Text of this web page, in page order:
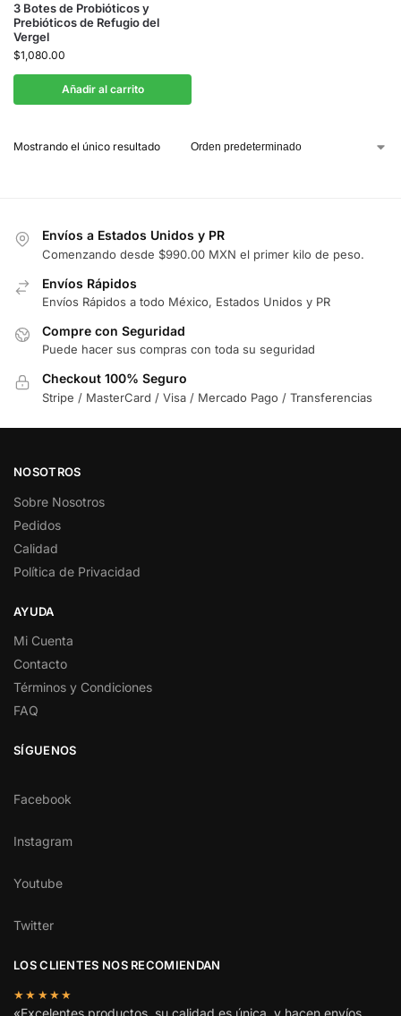
3 Botes de Probióticos y
Prebióticos de Refugio del
Vergel
$1,080.00
Añadir al carrito
Mostrando el único resultado
Envíos a Estados Unidos y PR
Comenzando desde $990.00 MXN el primer kilo de peso.
Envíos Rápidos
Envíos Rápidos a todo México, Estados Unidos y PR
Compre con Seguridad
Puede hacer sus compras con toda su seguridad
Checkout 100% Seguro
Stripe / MasterCard / Visa / Mercado Pago / Transferencias
NOSOTROS
Sobre Nosotros
Pedidos
Calidad
Política de Privacidad
AYUDA
Mi Cuenta
Contacto
Términos y Condiciones
FAQ
SÍGUENOS
Facebook
Instagram
Youtube
Twitter
LOS CLIENTES NOS RECOMIENDAN
★★★★★